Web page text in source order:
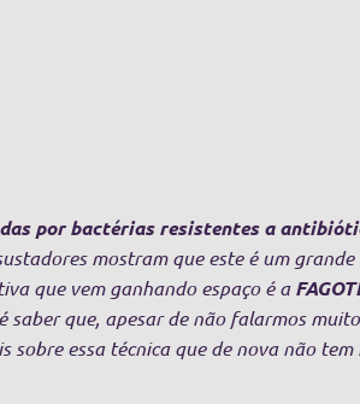
por bactérias resistentes a
mostram que este é um
que vem ganhando espaço é a
que, apesar de não falarmos
essa técnica que de nova não tem